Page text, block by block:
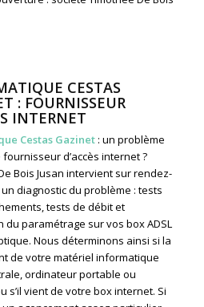
CESTAS
: FOURNISSEUR
INTERNET
Cestas Gazinet: un problème
d’accès internet ?
Bois Jusan intervient sur rendez-
diagnostic du problème : tests
tests de débit et
du paramétrage sur vos box ADSL
Nous déterminons ainsi si la
de votre matériel informatique
ordinateur portable ou
s’il vient de votre box internet. Si